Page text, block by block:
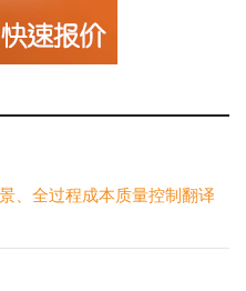
、全过程成本质量控制翻译